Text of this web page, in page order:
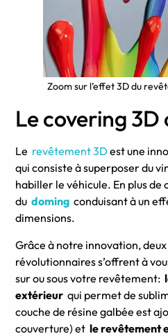
Zoom sur l’effet 3D du
Le covering 3D
Le revêtement 3D est une
qui consiste à superposer du
habiller le véhicule. En plus de
dudoming conduisant à un
dimensions.
Grâce à notre innovation,
révolutionnaires s’offrent à
sur ou sous votre revêtement:
extérieur qui permet de
couche de résine galbée est
couverture) etle revêtement